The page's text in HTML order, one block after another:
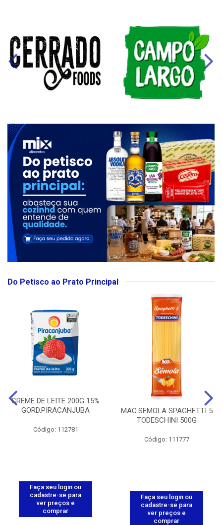
Do Petisco ao Prato Principal
CREME DE LEITE 200G 15%
GORD.PIRACANJUBA
Código: 112781
Faça seu login ou
cadastre-se para
ver preços e
comprar
MAC.SEMOLA SPAGHETTI 5
TODESCHINI 500G
Código: 111777
Faça seu login ou
cadastre-se para
ver preços e
comprar